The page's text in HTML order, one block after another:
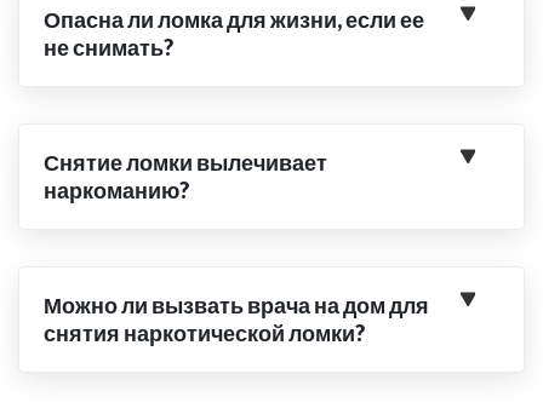
Опасна ли ломка для жизни, если ее
не снимать?
Снятие ломки вылечивает
наркоманию?
Можно ли вызвать врача на дом для
снятия наркотической ломки?